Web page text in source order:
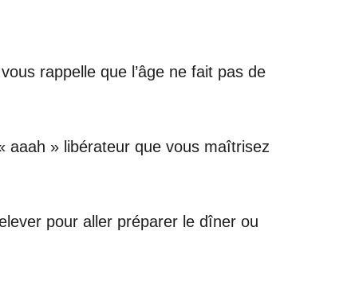
rappelle que l’âge ne fait pas de
aaah » libérateur que vous maîtrisez
pour aller préparer le dîner ou